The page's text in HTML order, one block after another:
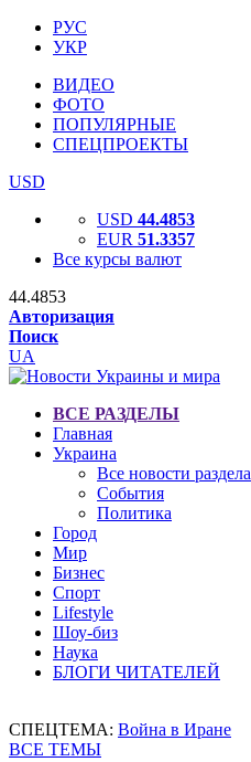
РУС
УКР
ВИДЕО
ФОТО
ПОПУЛЯРНЫЕ
СПЕЦПРОЕКТЫ
USD
USD 44.4853
EUR 51.3357
Все курсы валют
44.4853
Авторизация
Поиск
UA
ВСЕ РАЗДЕЛЫ
Главная
Украина
Все новости раздела
События
Политика
Город
Мир
Бизнес
Спорт
Lifestyle
Шоу-биз
Наука
БЛОГИ ЧИТАТЕЛЕЙ
СПЕЦТЕМА: Война в Иране
ВСЕ ТЕМЫ